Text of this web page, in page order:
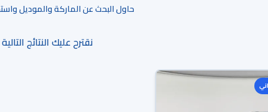
حاول البحث عن الماركة والموديل
نقترح عليك النتائج التالية